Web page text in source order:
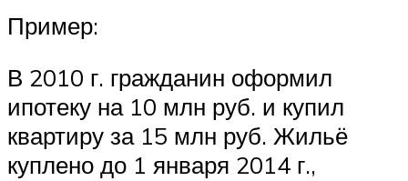
Пример:
В 2010 г. гражданин оформил
ипотеку на 10 млн руб. и купил
квартиру за 15 млн руб. Жильё
куплено до 1 января 2014 г.,